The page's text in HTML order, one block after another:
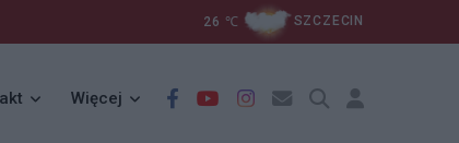
26 ℃ SZCZECIN
Więcej